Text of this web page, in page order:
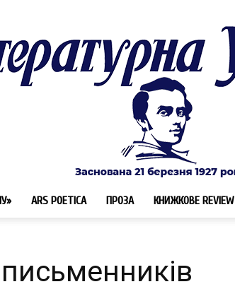
ARS POETICA ПРОЗА КНИЖКОВЕ REVIEW